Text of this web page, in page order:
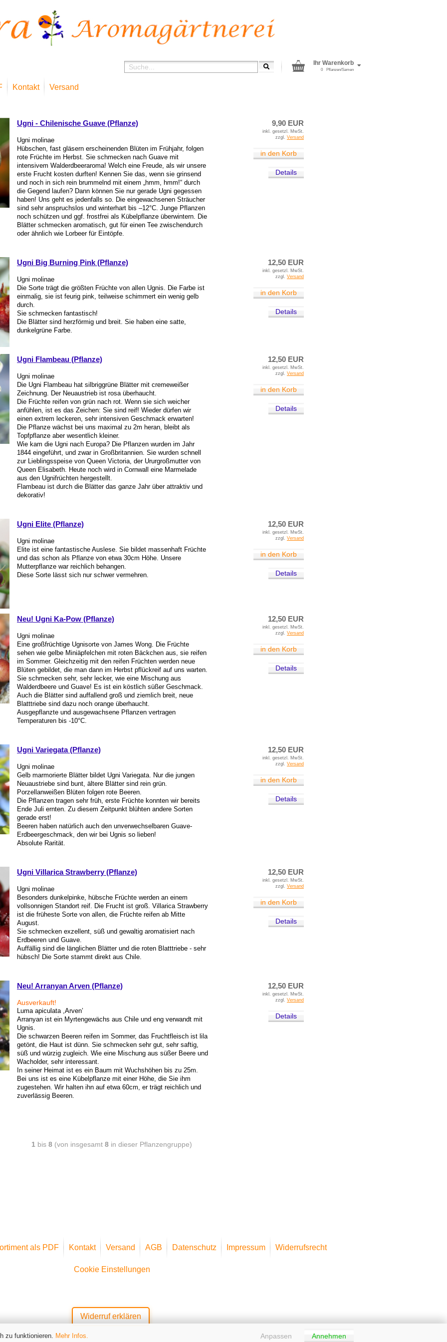
zu funktionieren. Mehr Infos. Annehmen
Anpassen
Kontakt Versand
Ihr Warenkorb
Pflanzen/Samen
0
Ugni - Chilenische Guave (Pflanze)
Ugni molinae
Hübschen, fast gläsern erscheinenden Blüten im Frühjahr, folgen
rote Früchte im Herbst. Sie schmecken nach Guave mit
intensivem Walderdbeeraroma! Welch eine Freude, als wir unsere
erste Frucht kosten durften! Kennen Sie das, wenn sie grinsend
und noch in sich rein brummelnd mit einem „hmm, hmm!“ durch
die Gegend laufen? Dann können Sie nur gerade Ugni gegessen
haben! Uns geht es jedenfalls so. Die eingewachsenen Sträucher
sind sehr anspruchslos und winterhart bis –12°C. Junge Pflanzen
noch schützen und ggf. frostfrei als Kübelpflanze überwintern. Die
Blätter schmecken aromatisch, gut für einen Tee zwischendurch
oder ähnlich wie Lorbeer für Eintöpfe.
9,90 EUR
inkl. gesetzl. MwSt.
zzgl. Versand
in den Korb
Details
Ugni Big Burning Pink (Pflanze)
Ugni molinae
Die Sorte trägt die größten Früchte von allen Ugnis. Die Farbe ist
einmalig, sie ist feurig pink, teilweise schimmert ein wenig gelb
durch.
Sie schmecken fantastisch!
Die Blätter sind herzförmig und breit. Sie haben eine satte,
dunkelgrüne Farbe.
12,50 EUR
inkl. gesetzl. MwSt.
zzgl. Versand
in den Korb
Details
Ugni Flambeau (Pflanze)
Ugni molinae
Die Ugni Flambeau hat silbriggrüne Blätter mit cremeweißer
Zeichnung. Der Neuaustrieb ist rosa überhaucht.
Die Früchte reifen von grün nach rot. Wenn sie sich weicher
anfühlen, ist es das Zeichen: Sie sind reif! Wieder dürfen wir
einen extrem leckeren, sehr intensiven Geschmack erwarten!
Die Pflanze wächst bei uns maximal zu 2m heran, bleibt als
Topfpflanze aber wesentlich kleiner.
Wie kam die Ugni nach Europa? Die Pflanzen wurden im Jahr
1844 eingeführt, und zwar in Großbritannien. Sie wurden schnell
zur Lieblingsspeise von Queen Victoria, der Ururgroßmutter von
Queen Elisabeth. Heute noch wird in Cornwall eine Marmelade
aus den Ugnifrüchten hergestellt.
Flambeau ist durch die Blätter das ganze Jahr über attraktiv und
dekorativ!
12,50 EUR
inkl. gesetzl. MwSt.
zzgl. Versand
in den Korb
Details
Ugni Elite (Pflanze)
Ugni molinae
Elite ist eine fantastische Auslese. Sie bildet massenhaft Früchte
und das schon als Pflanze von etwa 30cm Höhe. Unsere
Mutterpflanze war reichlich behangen.
Diese Sorte lässt sich nur schwer vermehren.
12,50 EUR
inkl. gesetzl. MwSt.
zzgl. Versand
in den Korb
Details
Neu! Ugni Ka-Pow (Pflanze)
Ugni molinae
Eine großfrüchtige Ugnisorte von James Wong. Die Früchte
sehen wie gelbe Miniäpfelchen mit roten Bäckchen aus, sie reifen
im Sommer. Gleichzeitig mit den reifen Früchten werden neue
Blüten gebildet, die man dann im Herbst pflückreif auf uns warten.
Sie schmecken sehr, sehr lecker, wie eine Mischung aus
Walderdbeere und Guave! Es ist ein köstlich süßer Geschmack.
Auch die Blätter sind auffallend groß und ziemlich breit, neue
Blatttriebe sind dazu noch orange überhaucht.
Ausgepflanzte und ausgewachsene Pflanzen vertragen
Temperaturen bis -10°C.
12,50 EUR
inkl. gesetzl. MwSt.
zzgl. Versand
in den Korb
Details
Ugni Variegata (Pflanze)
Ugni molinae
Gelb marmorierte Blätter bildet Ugni Variegata. Nur die jungen
Neuaustriebe sind bunt, ältere Blätter sind rein grün.
Porzellanweißen Blüten folgen rote Beeren.
Die Pflanzen tragen sehr früh, erste Früchte konnten wir bereits
Ende Juli ernten. Zu diesem Zeitpunkt blühten andere Sorten
gerade erst!
Beeren haben natürlich auch den unverwechselbaren Guave-
Erdbeergeschmack, den wir bei Ugnis so lieben!
Absolute Rarität.
12,50 EUR
inkl. gesetzl. MwSt.
zzgl. Versand
in den Korb
Details
Ugni Villarica Strawberry (Pflanze)
Ugni molinae
Besonders dunkelpinke, hübsche Früchte werden an einem
vollsonnigen Standort reif. Die Frucht ist groß. Villarica Strawberry
ist die früheste Sorte von allen, die Früchte reifen ab Mitte
August.
Sie schmecken exzellent, süß und gewaltig aromatisiert nach
Erdbeeren und Guave.
Auffällig sind die länglichen Blätter und die roten Blatttriebe - sehr
hübsch! Die Sorte stammt direkt aus Chile.
12,50 EUR
inkl. gesetzl. MwSt.
zzgl. Versand
in den Korb
Details
Neu! Arranyan Arven (Pflanze)
Ausverkauft!
Luma apiculata ,Arven’
Arranyan ist ein Myrtengewächs aus Chile und eng verwandt mit
Ugnis.
Die schwarzen Beeren reifen im Sommer, das Fruchtfleisch ist lila
getönt, die Haut ist dünn. Sie schmecken sehr gut, sehr saftig,
süß und würzig zugleich. Wie eine Mischung aus süßer Beere und
Wacholder, sehr interessant.
In seiner Heimat ist es ein Baum mit Wuchshöhen bis zu 25m.
Bei uns ist es eine Kübelpflanze mit einer Höhe, die Sie ihm
zugestehen. Wir halten ihn auf etwa 60cm, er trägt reichlich und
zuverlässig Beeren.
12,50 EUR
inkl. gesetzl. MwSt.
zzgl. Versand
Details
1 bis 8 (von insgesamt 8 in dieser Pflanzengruppe)
als PDF Kontakt Versand AGB Datenschutz Impressum Widerrufsrecht
Cookie Einstellungen
Widerruf erklären